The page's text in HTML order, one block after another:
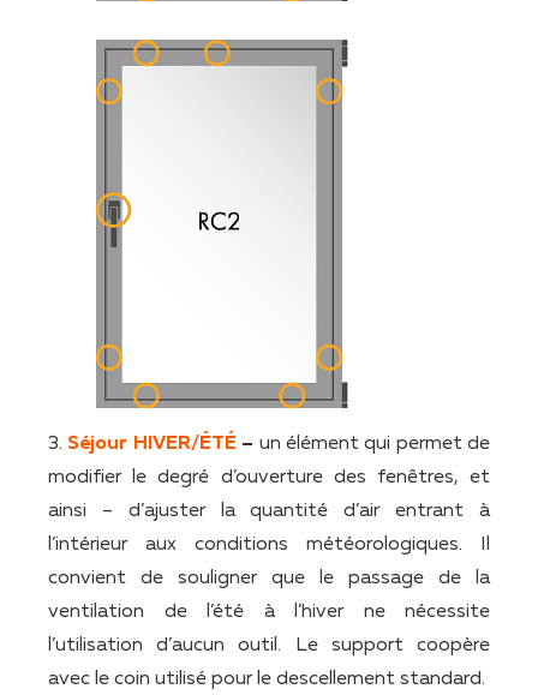
3. Séjour HIVER/ÉTÉ – un élément qui permet de
modifier le degré d’ouverture des fenêtres, et
ainsi – d’ajuster la quantité d’air entrant à
l’intérieur aux conditions météorologiques. Il
convient de souligner que le passage de la
ventilation de l’été à l’hiver ne nécessite
l’utilisation d’aucun outil. Le support coopère
avec le coin utilisé pour le descellement standard.